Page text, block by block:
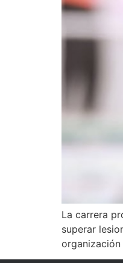
La carrera
superar